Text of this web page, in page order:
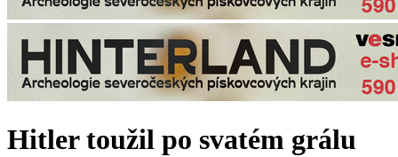
Hitler toužil po svatém grálu